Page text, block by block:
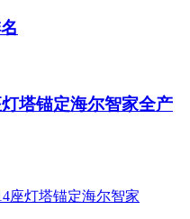
塔锚定海尔智家全产